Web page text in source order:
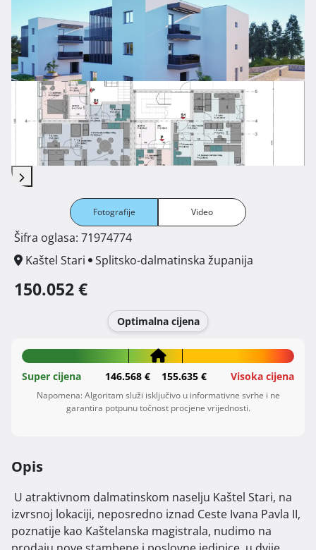
Fotografije Video
Šifra oglasa: 71974774
Kaštel Stari
Splitsko-dalmatinska županija
150.052 €
Optimalna cijena
Super cijena 146.568 € 155.635 € Visoka cijena
Napomena: Algoritam služi isključivo u informativne svrhe i ne
garantira potpunu točnost procjene vrijednosti.
Opis
izvrsnoj lokaciji, neposredno iznad Ceste Ivana Pavla II,
poznatije kao Kaštelanska magistrala, nudimo na